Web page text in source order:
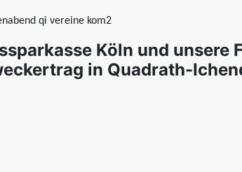
Köln und unsere
in Quadrath-